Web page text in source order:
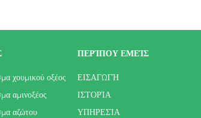
χουμικού οξέος
αμινοξέος
αζώτου
ΠΕΡΊΠΟΥ ΕΜΕΊΣ
ΕΙΣΑΓΩΓΉ
ΙΣΤΟΡΊΑ
ΥΠΗΡΕΣΊΑ